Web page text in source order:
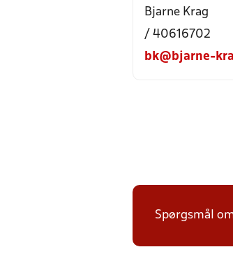
Bjarne Krag
/ 40616702
bk@bjarne-
Spørgsmål